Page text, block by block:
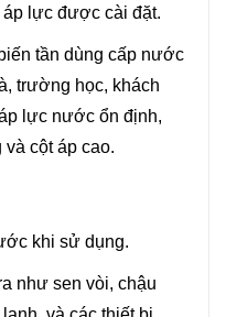
áp lực được cài đặt.
tần dùng cấp nước
trường học, khách
lực nước ổn định,
cột áp cao.
khi sử dụng.
như sen vòi, chậu